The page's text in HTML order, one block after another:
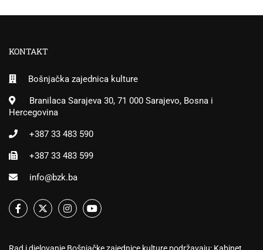
KONTAKT
Bošnjačka zajednica kulture
Branilaca Sarajeva 30, 71 000 Sarajevo, Bosna i
Hercegovina
+387 33 483 590
+387 33 483 599
info@bzk.ba